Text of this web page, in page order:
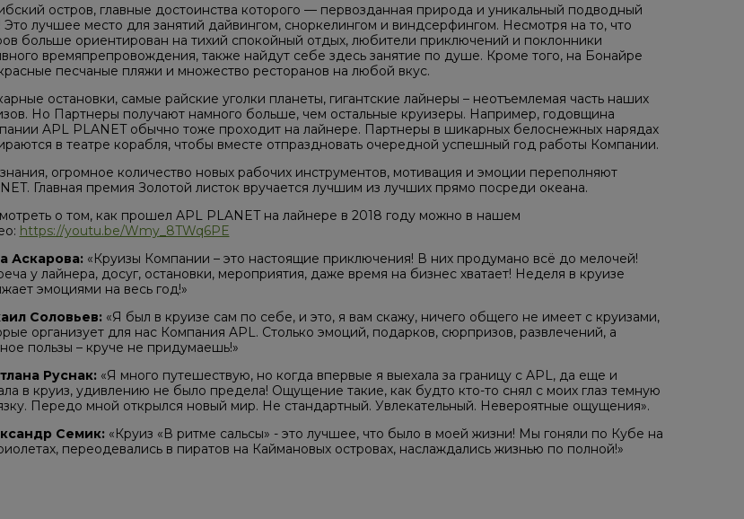
остров, главные достоинства которого — первозданная природа и уникальный подводный
Это лучшее место для занятий дайвингом, сноркелингом и виндсерфингом. Несмотря на то, что
больше ориентирован на тихий спокойный отдых, любители приключений и поклонники
времяпрепровождения, также найдут себе здесь занятие по душе. Кроме того, на Бонайре
песчаные пляжи и множество ресторанов на любой вкус.
остановки, самые райские уголки планеты, гигантские лайнеры – неотъемлемая часть наших
Но Партнеры получают намного больше, чем остальные круизеры. Например, годовщина
APL PLANET обычно тоже проходит на лайнере. Партнеры в шикарных белоснежных нарядах
в театре корабля, чтобы вместе отпраздновать очередной успешный год работы Компании.
огромное количество новых рабочих инструментов, мотивация и эмоции переполняют
Главная премия Золотой листок вручается лучшим из лучших прямо посреди океана.
о том, как прошел APL PLANET на лайнере в 2018 году можно в нашем
https://youtu.be/Wmy_8TWq6PE
Аскарова: «Круизы Компании – это настоящие приключения! В них продумано всё до мелочей!
у лайнера, досуг, остановки, мероприятия, даже время на бизнес хватает! Неделя в круизе
эмоциями на весь год!»
Соловьев: «Я был в круизе сам по себе, и это, я вам скажу, ничего общего не имеет с круизами,
организует для нас Компания APL. Столько эмоций, подарков, сюрпризов, развлечений, а
пользы – круче не придумаешь!»
Руснак: «Я много путешествую, но когда впервые я выехала за границу с APL, да еще и
в круиз, удивлению не было предела! Ощущение такие, как будто кто-то снял с моих глаз темную
Передо мной открылся новый мир. Не стандартный. Увлекательный. Невероятные ощущения».
Семик: «Круиз «В ритме сальсы» - это лучшее, что было в моей жизни! Мы гоняли по Кубе на
переодевались в пиратов на Каймановых островах, наслаждались жизнью по полной!»